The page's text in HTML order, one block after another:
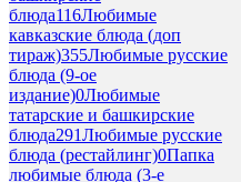
блюда116Любимые
кавказские блюда (доп
тираж)355Любимые русские
блюда (9-ое
издание)0Любимые
татарские и башкирские
блюда291Любимые русские
блюда (рестайлинг)0Папка
любимые блюда (3-е